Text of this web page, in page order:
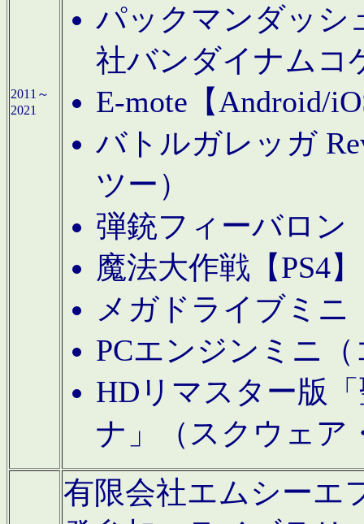
2011～
2021
パックマンダッシ
社バンダイナムコ
E-mote【Android/
バトルガレッガ
ツー）
弾銃フィーバロン
魔法大作戦【PS4
メガドライブミニ
PCエンジンミニ
HDリマスター版
ナ」（スクウェア
有限会社エムシーエ